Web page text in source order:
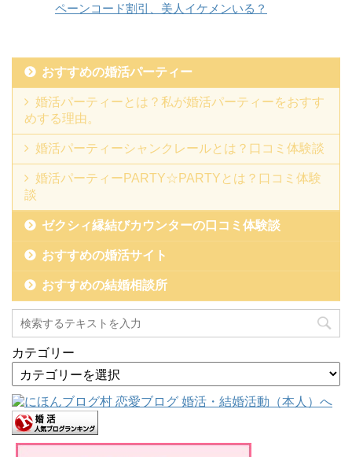
ペーンコード割引、美人イケメンいる？
おすすめの婚活パーティー
婚活パーティーとは？私が婚活パーティーをおすす
めする理由。
婚活パーティーシャンクレールとは？口コミ体験談
婚活パーティーPARTY☆PARTYとは？口コミ体験
談
ゼクシィ縁結びカウンターの口コミ体験談
おすすめの婚活サイト
おすすめの結婚相談所
カテゴリー